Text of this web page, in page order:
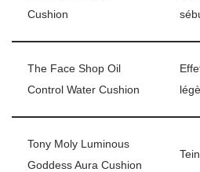
Cushion
The Face Shop Oil
Control Water Cushion
Tony Moly Luminous
Goddess Aura Cushion